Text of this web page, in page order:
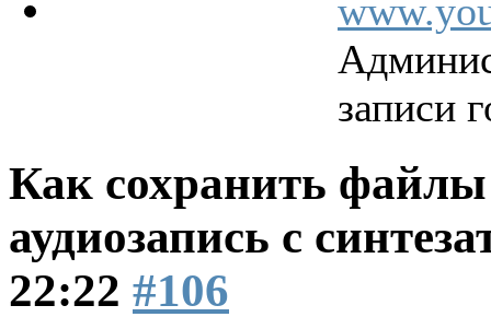
записи
Как сохранить
аудиозапись с
22:22 #106